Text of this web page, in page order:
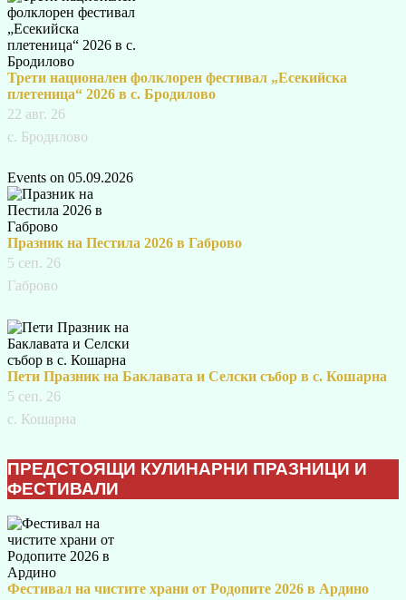
Трети национален фолклорен фестивал „Есекийска
плетеница“ 2026 в с. Бродилово
22 авг. 26
с. Бродилово
Events on 05.09.2026
Празник на Пестила 2026 в Габрово
5 сеп. 26
Габрово
Пети Празник на Баклавата и Селски събор в с. Кошарна
5 сеп. 26
с. Кошарна
ПРЕДСТОЯЩИ КУЛИНАРНИ ПРАЗНИЦИ И
ФЕСТИВАЛИ
Фестивал на чистите храни от Родопите 2026 в Ардино